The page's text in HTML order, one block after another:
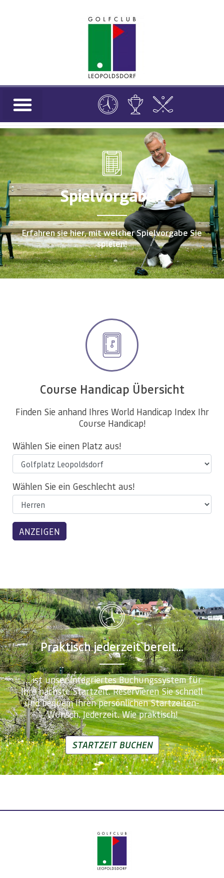
Spielvorgaben
Erfahren sie hier, mit welcher Spielvorgabe Sie
spielen!
Course Handicap Übersicht
Finden Sie anhand Ihres World Handicap Index Ihr
Course Handicap!
Wählen Sie einen Platz aus!
Wählen Sie ein Geschlecht aus!
Praktisch jederzeit bereit...
… ist unser integriertes Buchungssystem für
Ihre nächste Startzeit. Reservieren Sie schnell
und bequem Ihren persönlichen Startzeiten-
Wunsch. Jederzeit. Wie praktisch!
STARTZEIT BUCHEN